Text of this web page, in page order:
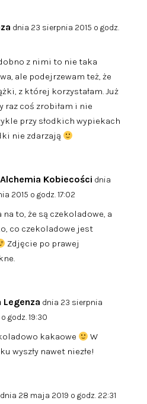
dnia 23 sierpnia 2015 o godz.
z nimi to nie taka
ale podejrzewam też, że
z której korzystałam. Już
raz coś zrobiłam i nie
przy słodkich wypiekach
nie zdarzają
Kobiecości dnia
2015 o godz. 17:02
na to, że są czekoladowe, a
co czekoladowe jest
Zdjęcie po prawej
Legenza dnia 23 sierpnia
godz. 19:30
kakaowe
W
wyszły nawet niezłe!
dnia 28 maja 2019 o godz. 22:31